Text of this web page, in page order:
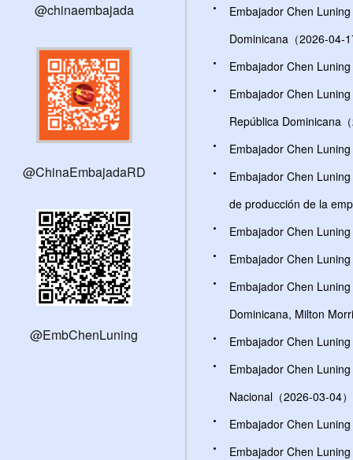
@chinaembajada
@ChinaEmbajadaRD
@EmbChenLuning
Embajador Chen
Dominicana（2026-04-
Embajador Chen
Embajador Chen
República Dominicana
Embajador Chen
Embajador Chen
de producción de la
Embajador Chen
Embajador Chen
Embajador Chen
Dominicana, Milton
Embajador Chen
Embajador Chen
Nacional（2026-03-04）
Embajador Chen
Embajador Chen